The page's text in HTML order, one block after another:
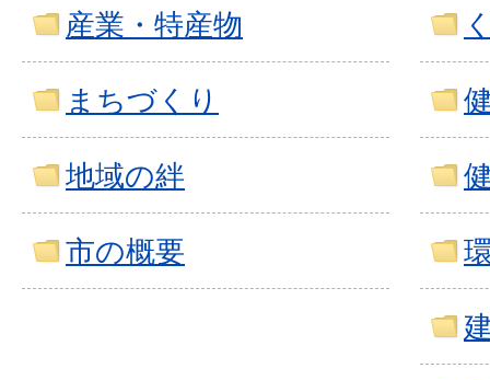
産業・特産物
まちづくり
地域の絆
市の概要